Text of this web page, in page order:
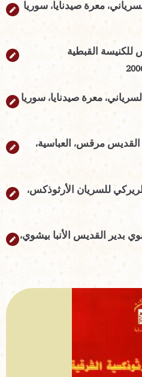
معرة صيدنايا، سوريا
للكنيسة القبطية
معرة صيدنايا، سوريا
القديس مرقس، العباسية،
للسريان الأرثوذكس،
بدير القديس الأنبا بيشوي،